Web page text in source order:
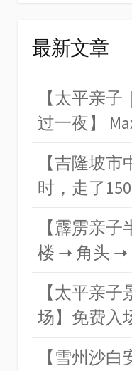
最新文章
【太平亲
过一夜】
【吉隆坡市
时，走了
【霹雳亲
楼 ➝ 角头 ➝
【太平亲
场】免费入
【雪州沙